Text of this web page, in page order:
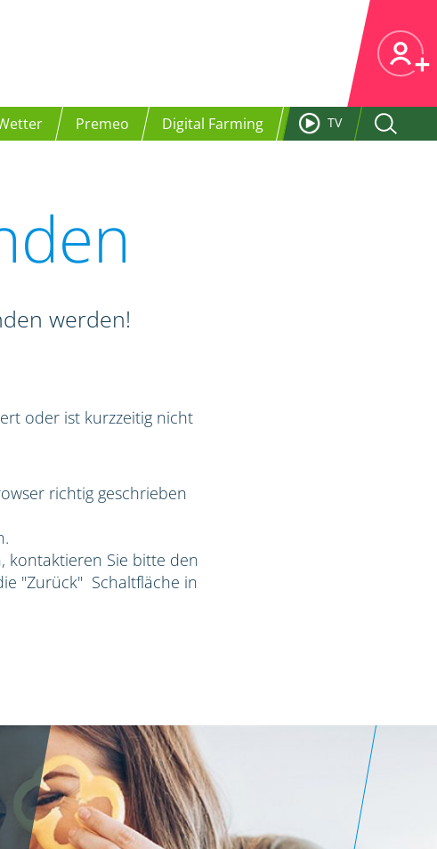
Premeo Digital Farming TV
werden!
oder ist kurzzeitig nicht
richtig geschrieben
kontaktieren Sie bitte den
"Zurück" Schaltfläche in